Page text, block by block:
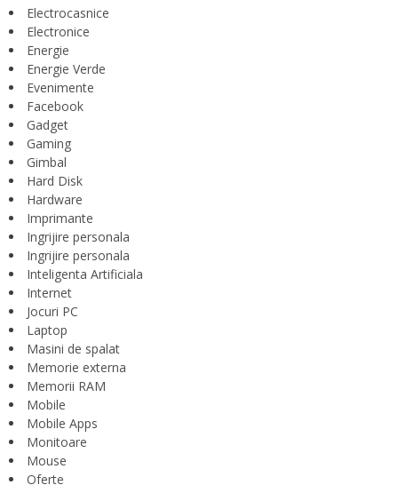
Electrocasnice
Electronice
Energie
Energie Verde
Evenimente
Facebook
Gadget
Gaming
Gimbal
Hard Disk
Hardware
Imprimante
Ingrijire personala
Ingrijire personala
Inteligenta Artificiala
Internet
Jocuri PC
Laptop
Masini de spalat
Memorie externa
Memorii RAM
Mobile
Mobile Apps
Monitoare
Mouse
Oferte